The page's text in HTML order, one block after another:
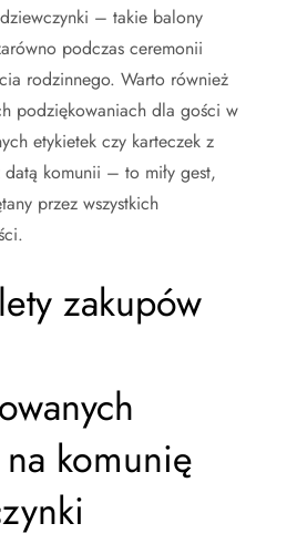
– takie balony
podczas ceremonii
rodzinnego. Warto również
podziękowaniach dla gości w
etykietek czy karteczek z
komunii – to miły gest,
przez wszystkich
zakupów
komunię